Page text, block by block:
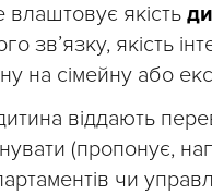
влаштовує якість
зв’язку, якість
на сімейну або
віддають
(пропонує,
чи